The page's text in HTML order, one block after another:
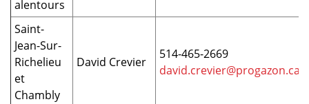
alentours
Saint-
Jean-Sur-
Richelieu
et
Chambly
David Crevier​
514-465-2669
david.crevier@progazon.ca